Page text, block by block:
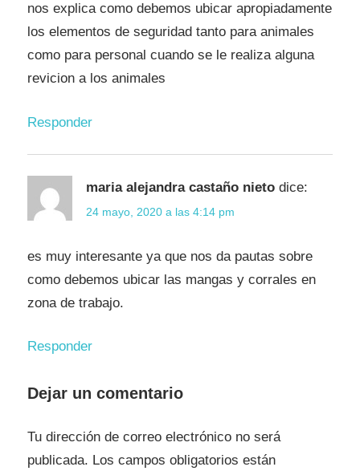
nos explica como debemos ubicar apropiadamente
los elementos de seguridad tanto para animales
como para personal cuando se le realiza alguna
revicion a los animales
Responder
maria alejandra castaño nieto dice:
24 mayo, 2020 a las 4:14 pm
es muy interesante ya que nos da pautas sobre
como debemos ubicar las mangas y corrales en
zona de trabajo.
Responder
Dejar un comentario
Tu dirección de correo electrónico no será
publicada. Los campos obligatorios están